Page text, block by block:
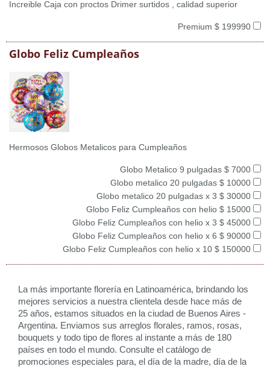
Increible Caja con proctos Drimer surtidos , calidad superior
Premium $ 199990
Globo Feliz Cumpleaños
Hermosos Globos Metalicos para Cumpleaños
Globo Metalico 9 pulgadas $ 7000
Globo metalico 20 pulgadas $ 10000
Globo metalico 20 pulgadas x 3 $ 30000
Globo Feliz Cumpleaños con helio $ 15000
Globo Feliz Cumpleaños con helio x 3 $ 45000
Globo Feliz Cumpleaños con helio x 6 $ 90000
Globo Feliz Cumpleaños con helio x 10 $ 150000
La más importante florería en Latinoamérica, brindando los
mejores servicios a nuestra clientela desde hace más de
25 años, estamos situados en la ciudad de Buenos Aires -
Argentina. Enviamos sus arreglos florales, ramos, rosas,
bouquets y todo tipo de flores al instante a más de 180
países en todo el mundo. Consulte el catálogo de
promociones especiales para, el día de la madre, día de la